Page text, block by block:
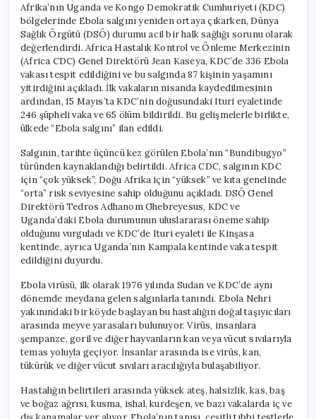
Gösterdi:
Yüzlerce
Vaka
ve
Ölüm
için
Afrika’nın Uganda ve Kongo Demokratik Cumhuriyeti (KDC)
bölgelerinde Ebola salgını yeniden ortaya çıkarken, Dünya
Sağlık Örgütü (DSÖ) durumu acil bir halk sağlığı sorunu olarak
değerlendirdi. Africa Hastalık Kontrol ve Önleme Merkezinin
(Africa CDC) Genel Direktörü Jean Kaseya, KDC’de 336 Ebola
vakası tespit edildiğini ve bu salgında 87 kişinin yaşamını
yitirdiğini açıkladı. İlk vakaların nisanda kaydedilmesinin
ardından, 15 Mayıs’ta KDC’nin doğusundaki Ituri eyaletinde
246 şüpheli vaka ve 65 ölüm bildirildi. Bu gelişmelerle birlikte,
ülkede “Ebola salgını” ilan edildi.
Salgının, tarihte üçüncü kez görülen Ebola’nın “Bundibugyo”
türünden kaynaklandığı belirtildi. Africa CDC, salgının KDC
için “çok yüksek”, Doğu Afrika için “yüksek” ve kıta genelinde
“orta” risk seviyesine sahip olduğunu açıkladı. DSÖ Genel
Direktörü Tedros Adhanom Ghebreyesus, KDC ve
Uganda’daki Ebola durumunun uluslararası öneme sahip
olduğunu vurguladı ve KDC’de Ituri eyaleti ile Kinşasa
kentinde, ayrıca Uganda’nın Kampala kentinde vaka tespit
edildiğini duyurdu.
Ebola virüsü, ilk olarak 1976 yılında Sudan ve KDC’de aynı
dönemde meydana gelen salgınlarla tanındı. Ebola Nehri
yakınındaki bir köyde başlayan bu hastalığın doğal taşıyıcıları
arasında meyve yarasaları bulunuyor. Virüs, insanlara
şempanze, goril ve diğer hayvanların kan veya vücut sıvılarıyla
temas yoluyla geçiyor. İnsanlar arasında ise virüs, kan,
tükürük ve diğer vücut sıvıları aracılığıyla bulaşabiliyor.
Hastalığın belirtileri arasında yüksek ateş, halsizlik, kas, baş
ve boğaz ağrısı, kusma, ishal, kurdeşen, ve bazı vakalarda iç ve